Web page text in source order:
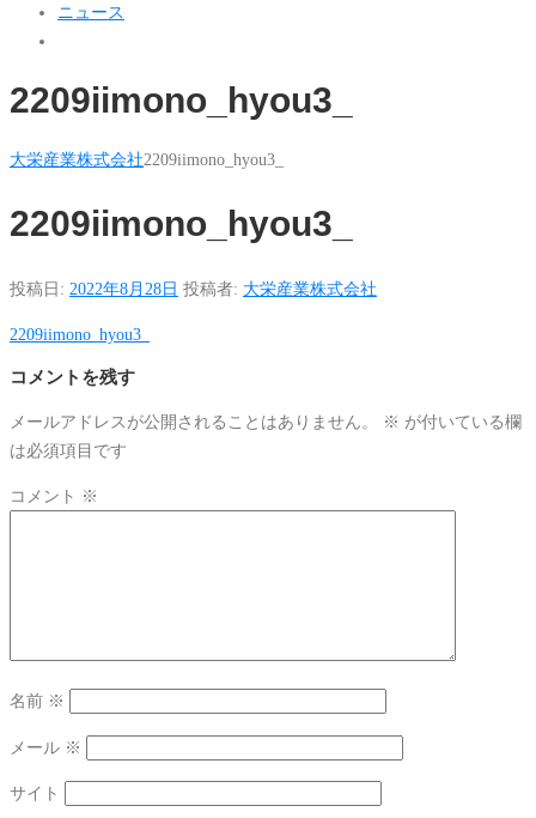
ニュース
2209iimono_hyou3_
大栄産業株式会社2209iimono_hyou3_
2209iimono_hyou3_
投稿日: 2022年8月28日 投稿者: 大栄産業株式会社
2209iimono_hyou3_
コメントを残す
メールアドレスが公開されることはありません。 ※ が付いている欄
は必須項目です
コメント ※
名前 ※
メール ※
サイト